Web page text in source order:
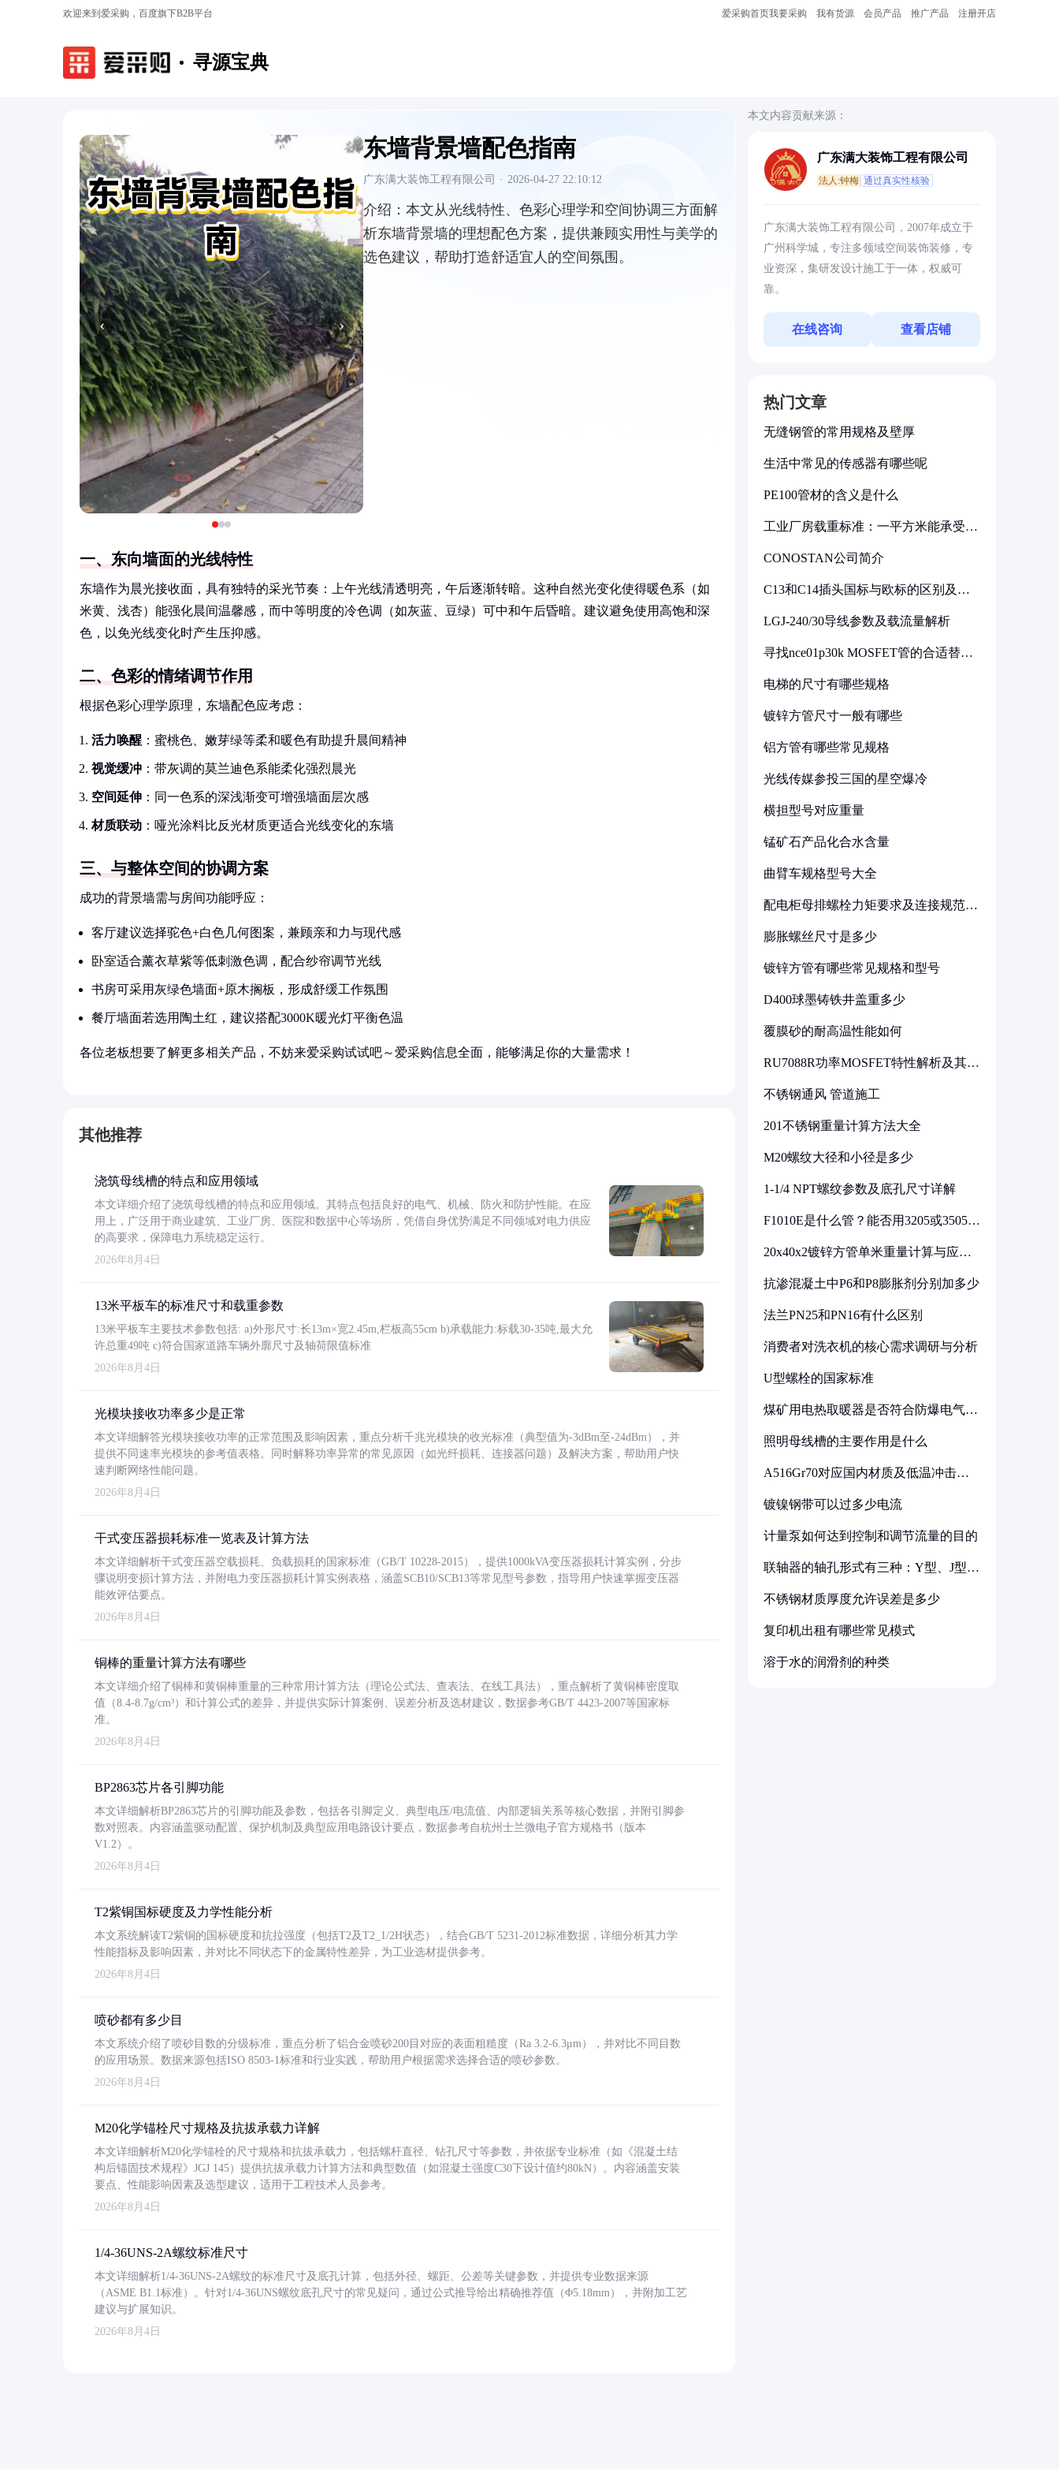
欢迎来到爱采购，百度旗下B2B平台 爱采购首页我要采购 我有货源 会员产品 推广产品 注册开店
寻源宝典
‹ ›
东墙背景墙配色指南
广东满大装饰工程有限公司 · 2026-04-27 22:10:12
介绍： 本文从光线特性、色彩心理学和空间协调三方面解
析东墙背景墙的理想配色方案，提供兼顾实用性与美学的
选色建议，帮助打造舒适宜人的空间氛围。
一、东向墙面的光线特性
东墙作为晨光接收面，具有独特的采光节奏：上午光线清透明亮，午后逐渐转暗。这种自然光变化使得暖色系（如
米黄、浅杏）能强化晨间温馨感，而中等明度的冷色调（如灰蓝、豆绿）可中和午后昏暗。建议避免使用高饱和深
色，以免光线变化时产生压抑感。
二、色彩的情绪调节作用
根据色彩心理学原理，东墙配色应考虑：
活力唤醒 ：蜜桃色、嫩芽绿等柔和暖色有助提升晨间精神
视觉缓冲 ：带灰调的莫兰迪色系能柔化强烈晨光
空间延伸 ：同一色系的深浅渐变可增强墙面层次感
材质联动 ：哑光涂料比反光材质更适合光线变化的东墙
三、与整体空间的协调方案
成功的背景墙需与房间功能呼应：
客厅建议选择驼色+白色几何图案，兼顾亲和力与现代感
卧室适合薰衣草紫等低刺激色调，配合纱帘调节光线
书房可采用灰绿色墙面+原木搁板，形成舒缓工作氛围
餐厅墙面若选用陶土红，建议搭配3000K暖光灯平衡色温
各位老板想要了解更多相关产品，不妨来爱采购试试吧～爱采购信息全面，能够满足你的大量需求！
其他推荐
浇筑母线槽的特点和应用领域
本文详细介绍了浇筑母线槽的特点和应用领域。其特点包括良好的电气、机械、防火和防护性能。在应
用上，广泛用于商业建筑、工业厂房、医院和数据中心等场所，凭借自身优势满足不同领域对电力供应
的高要求，保障电力系统稳定运行。
2026年8月4日
13米平板车的标准尺寸和载重参数
13米平板车主要技术参数包括: a)外形尺寸:长13m×宽2.45m,栏板高55cm b)承载能力:标载30-35吨,最大允
许总重49吨 c)符合国家道路车辆外廓尺寸及轴荷限值标准
2026年8月4日
光模块接收功率多少是正常
本文详细解答光模块接收功率的正常范围及影响因素，重点分析千兆光模块的收光标准（典型值为-3dBm至-24dBm），并
提供不同速率光模块的参考值表格。同时解释功率异常的常见原因（如光纤损耗、连接器问题）及解决方案，帮助用户快
速判断网络性能问题。
2026年8月4日
干式变压器损耗标准一览表及计算方法
本文详细解析干式变压器空载损耗、负载损耗的国家标准（GB/T 10228-2015），提供1000kVA变压器损耗计算实例，分步
骤说明变损计算方法，并附电力变压器损耗计算实例表格，涵盖SCB10/SCB13等常见型号参数，指导用户快速掌握变压器
能效评估要点。
2026年8月4日
铜棒的重量计算方法有哪些
本文详细介绍了铜棒和黄铜棒重量的三种常用计算方法（理论公式法、查表法、在线工具法），重点解析了黄铜棒密度取
值（8.4-8.7g/cm³）和计算公式的差异，并提供实际计算案例、误差分析及选材建议，数据参考GB/T 4423-2007等国家标
准。
2026年8月4日
BP2863芯片各引脚功能
本文详细解析BP2863芯片的引脚功能及参数，包括各引脚定义、典型电压/电流值、内部逻辑关系等核心数据，并附引脚参
数对照表。内容涵盖驱动配置、保护机制及典型应用电路设计要点，数据参考自杭州士兰微电子官方规格书（版本
V1.2）。
2026年8月4日
T2紫铜国标硬度及力学性能分析
本文系统解读T2紫铜的国标硬度和抗拉强度（包括T2及T2_1/2H状态），结合GB/T 5231-2012标准数据，详细分析其力学
性能指标及影响因素，并对比不同状态下的金属特性差异，为工业选材提供参考。
2026年8月4日
喷砂都有多少目
本文系统介绍了喷砂目数的分级标准，重点分析了铝合金喷砂200目对应的表面粗糙度（Ra 3.2-6.3μm），并对比不同目数
的应用场景。数据来源包括ISO 8503-1标准和行业实践，帮助用户根据需求选择合适的喷砂参数。
2026年8月4日
M20化学锚栓尺寸规格及抗拔承载力详解
本文详细解析M20化学锚栓的尺寸规格和抗拔承载力，包括螺杆直径、钻孔尺寸等参数，并依据专业标准（如《混凝土结
构后锚固技术规程》JGJ 145）提供抗拔承载力计算方法和典型数值（如混凝土强度C30下设计值约80kN）。内容涵盖安装
要点、性能影响因素及选型建议，适用于工程技术人员参考。
2026年8月4日
1/4-36UNS-2A螺纹标准尺寸
本文详细解析1/4-36UNS-2A螺纹的标准尺寸及底孔计算，包括外径、螺距、公差等关键参数，并提供专业数据来源
（ASME B1.1标准）。针对1/4-36UNS螺纹底孔尺寸的常见疑问，通过公式推导给出精确推荐值（Φ5.18mm），并附加工艺
建议与扩展知识。
2026年8月4日
本文内容贡献来源：
广东满大装饰工程有限公司
法人:钟梅 通过真实性核验
广东满大装饰工程有限公司，2007年成立于
广州科学城，专注多领域空间装饰装修，专
业资深，集研发设计施工于一体，权威可
靠。
在线咨询 查看店铺
热门文章
无缝钢管的常用规格及壁厚
生活中常见的传感器有哪些呢
PE100管材的含义是什么
工业厂房载重标准：一平方米能承受多
CONOSTAN公司简介
C13和C14插头国标与欧标的区别及其
LGJ-240/30导线参数及载流量解析
寻找nce01p30k MOSFET管的合适替代
电梯的尺寸有哪些规格
镀锌方管尺寸一般有哪些
铝方管有哪些常见规格
光线传媒参投三国的星空爆冷
横担型号对应重量
锰矿石产品化合水含量
曲臂车规格型号大全
配电柜母排螺栓力矩要求及连接规范详
膨胀螺丝尺寸是多少
镀锌方管有哪些常见规格和型号
D400球墨铸铁井盖重多少
覆膜砂的耐高温性能如何
RU7088R功率MOSFET特性解析及其在
不锈钢通风 管道施工
201不锈钢重量计算方法大全
M20螺纹大径和小径是多少
1-1/4 NPT螺纹参数及底孔尺寸详解
F1010E是什么管？能否用3205或3505代
20x40x2镀锌方管单米重量计算与应用
抗渗混凝土中P6和P8膨胀剂分别加多少
法兰PN25和PN16有什么区别
消费者对洗衣机的核心需求调研与分析
U型螺栓的国家标准
煤矿用电热取暖器是否符合防爆电气设
照明母线槽的主要作用是什么
A516Gr70对应国内材质及低温冲击要
镀镍钢带可以过多少电流
计量泵如何达到控制和调节流量的目的
联轴器的轴孔形式有三种：Y型、J型、
不锈钢材质厚度允许误差是多少
复印机出租有哪些常见模式
溶于水的润滑剂的种类